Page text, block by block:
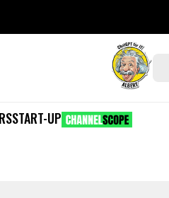
START-UP